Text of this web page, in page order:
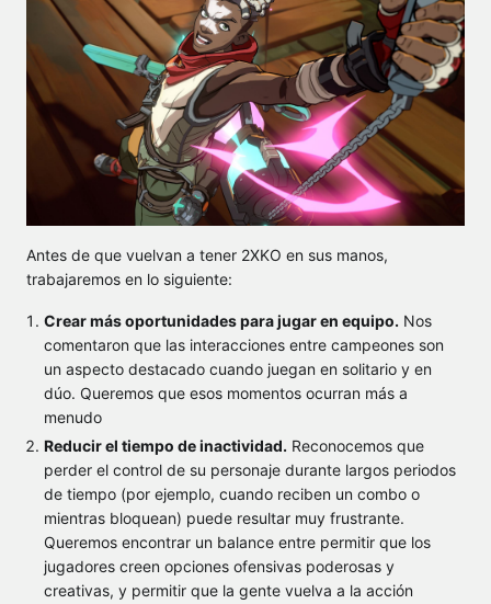
Antes de que vuelvan a tener 2XKO en sus manos,
trabajaremos en lo siguiente:
Crear más oportunidades para jugar en equipo. Nos
comentaron que las interacciones entre campeones son
un aspecto destacado cuando juegan en solitario y en
dúo. Queremos que esos momentos ocurran más a
menudo
Reducir el tiempo de inactividad. Reconocemos que
perder el control de su personaje durante largos periodos
de tiempo (por ejemplo, cuando reciben un combo o
mientras bloquean) puede resultar muy frustrante.
Queremos encontrar un balance entre permitir que los
jugadores creen opciones ofensivas poderosas y
creativas, y permitir que la gente vuelva a la acción